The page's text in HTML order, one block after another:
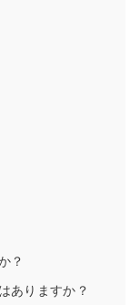
？
ありますか？